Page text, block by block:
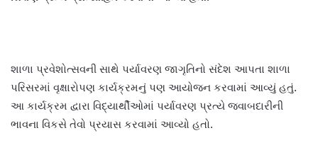
શાળા પ્રવેશોત્સવની સાથે પર્યાવરણ જાગૃતિનો સંદેશ આપતા શાળા
પરિસરમાં વૃક્ષારોપણ કાર્યક્રમનું પણ આયોજન કરવામાં આવ્યું હતું.
આ કાર્યક્રમ દ્વારા વિદ્યાર્થીઓમાં પર્યાવરણ પ્રત્યે જવાબદારીની
ભાવના વિકસે તેવો પ્રયાસ કરવામાં આવ્યો હતો.